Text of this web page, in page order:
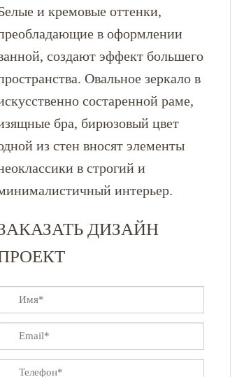
и кремовые оттенки,
в оформлении
создают эффект большего
Овальное зеркало в
состаренной раме,
бра, бирюзовый цвет
из стен вносят элементы
в строгий и
интерьер.
ДИЗАЙН